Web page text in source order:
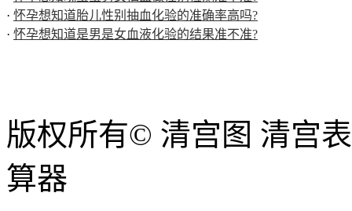
· 怀孕想知道胎儿性别抽血化验的准确率高吗?
· 怀孕想知道是男是女血液化验的结果准不准?
版权所有© 清宫图 清宫
算器